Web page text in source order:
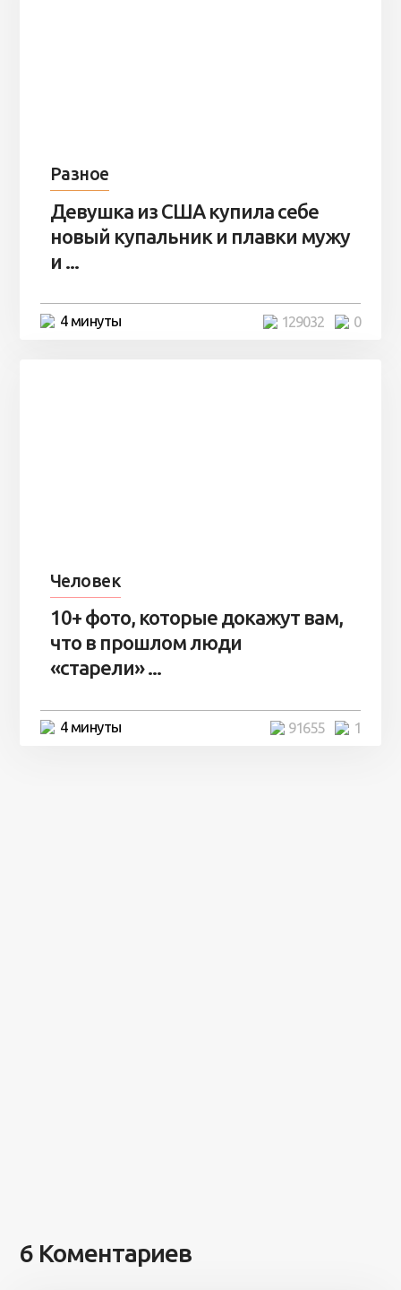
Разное
Девушка из США купила себе
новый купальник и плавки мужу
и ...
4 минуты 0
129032
Человек
10+ фото, которые докажут вам,
что в прошлом люди
«старели» ...
4 минуты 1
91655
6 Коментариев